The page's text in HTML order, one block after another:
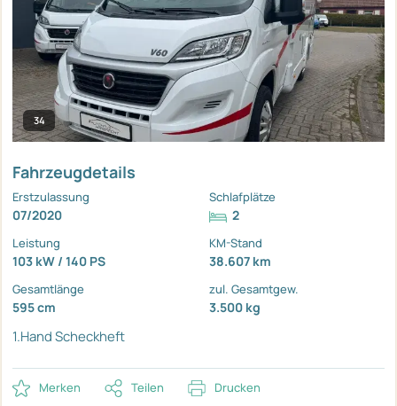
34
Fahrzeugdetails
Erstzulassung
07/2020
Schlafplätze
2
Leistung
103 kW / 140 PS
KM-Stand
38.607 km
Gesamtlänge
595 cm
zul. Gesamtgew.
3.500 kg
1.Hand Scheckheft
Merken Teilen Drucken